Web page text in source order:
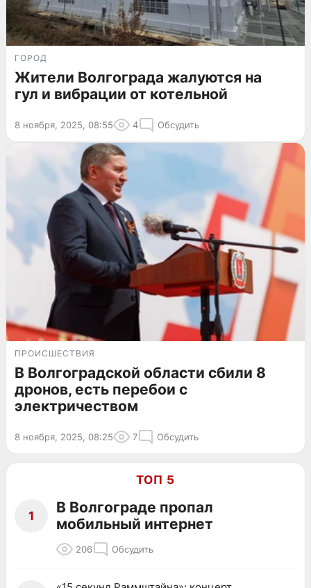
ГОРОД
Жители Волгограда жалуются на
гул и вибрации от котельной
8 ноября, 2025, 08:55 4 Обсудить
ПРОИСШЕСТВИЯ
В Волгоградской области сбили 8
дронов, есть перебои с
электричеством
8 ноября, 2025, 08:25 7 Обсудить
ТОП 5
1
В Волгограде пропал
мобильный интернет
206 Обсудить